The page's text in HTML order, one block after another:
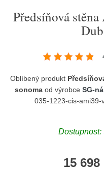
Předsíňová
Oblíbený produkt
sonomaod výrobce SG-
035-1223-cis-ami39-
Dostupnost:
15 698